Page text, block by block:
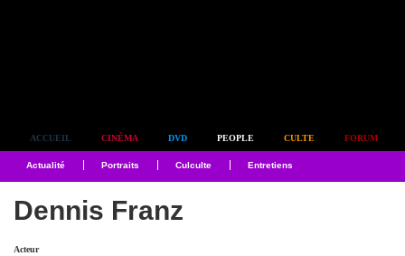
ACCUEIL CINÉMA DVD PEOPLE CULTE FORUM
Actualité Portraits Culculte Entretiens
Dennis Franz
Acteur